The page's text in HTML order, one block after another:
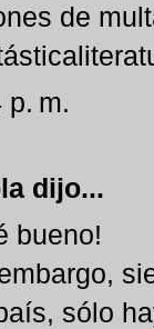
de
p. m.
dijo...
bueno!
sólo